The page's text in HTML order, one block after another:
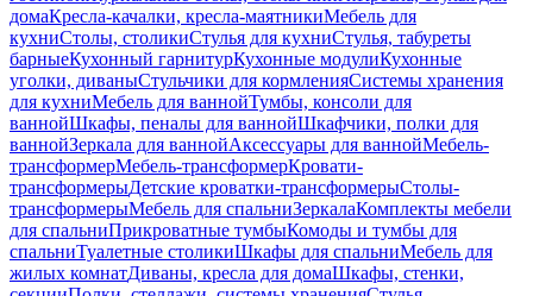
домаКресла-качалки, кресла-маятникиМебель для
кухниСтолы, столикиСтулья для кухниСтулья, табуреты
барныеКухонный гарнитурКухонные модулиКухонные
уголки, диваныСтульчики для кормленияСистемы хранения
для кухниМебель для ваннойТумбы, консоли для
ваннойШкафы, пеналы для ваннойШкафчики, полки для
ваннойЗеркала для ваннойАксессуары для ваннойМебель-
трансформерМебель-трансформерКровати-
трансформерыДетские кроватки-трансформерыСтолы-
трансформерыМебель для спальниЗеркалаКомплекты мебели
для спальниПрикроватные тумбыКомоды и тумбы для
спальниТуалетные столикиШкафы для спальниМебель для
жилых комнатДиваны, кресла для домаШкафы, стенки,